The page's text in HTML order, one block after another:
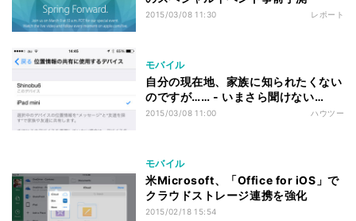
2015/03/08 11:30 レポート
モバイル
自分の現在地、家族に知られたくない
のですが…… - いまさら聞けない
iPhoneのなぜ
2015/03/08 11:00 ハウツー
モバイル
米Microsoft、「Office for iOS」で
クラウドストレージ連携を強化
2015/02/18 15:54